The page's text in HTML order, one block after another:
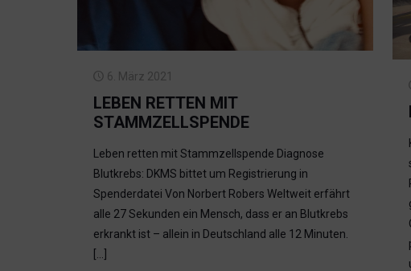
6. März 2021
LEBEN RETTEN MIT
STAMMZELLSPENDE
Leben retten mit Stammzellspende Diagnose
Blutkrebs: DKMS bittet um Registrierung in
Spenderdatei Von Norbert Robers Weltweit erfährt
alle 27 Sekunden ein Mensch, dass er an Blutkrebs
erkrankt ist – allein in Deutschland alle 12 Minuten.
[…]